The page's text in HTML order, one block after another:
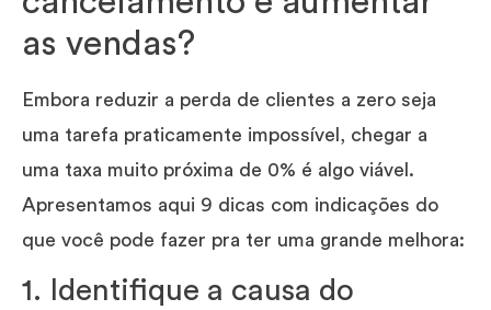
as vendas?
Embora reduzir a perda de clientes a zero seja
uma tarefa praticamente impossível, chegar a
uma taxa muito próxima de 0% é algo viável.
Apresentamos aqui 9 dicas com indicações do
que você pode fazer pra ter uma grande melhora:
1. Identifique a causa do